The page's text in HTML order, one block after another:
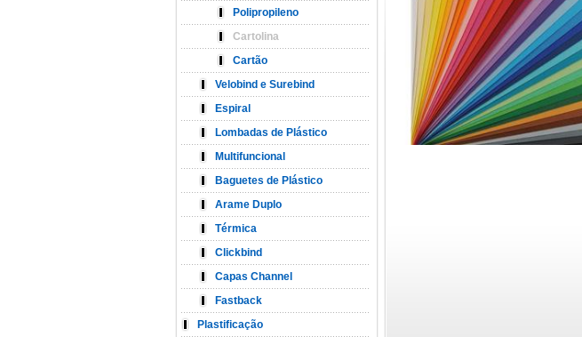
Polipropileno
Cartolina
Cartão
Velobind e Surebind
Espiral
Lombadas de Plástico
Multifuncional
Baguetes de Plástico
Arame Duplo
Térmica
Clickbind
Capas Channel
Fastback
Plastificação